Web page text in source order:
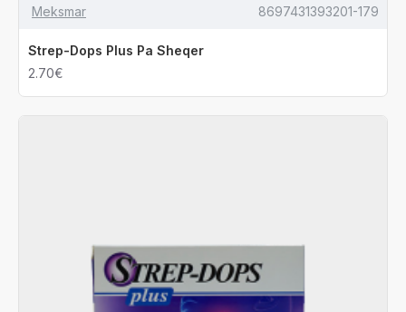
Meksmar 8697431393201-179
Strep-Dops Plus Pa Sheqer
2.70€